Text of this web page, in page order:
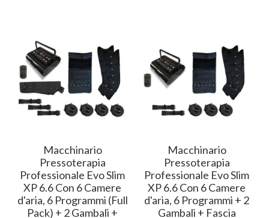
Macchinario
Pressoterapia
Professionale Evo Slim
XP 6.6 Con 6 Camere
d'aria, 6 Programmi (Full
Pack) + 2 Gambali +
Macchinario
Pressoterapia
Professionale Evo Slim
XP 6.6 Con 6 Camere
d'aria, 6 Programmi + 2
Gambali + Fascia